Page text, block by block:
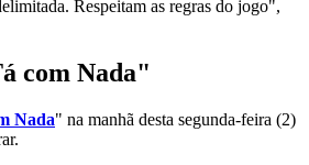
Respeitam as regras do jogo",
com Nada"
Nada" na manhã desta segunda-feira (2)